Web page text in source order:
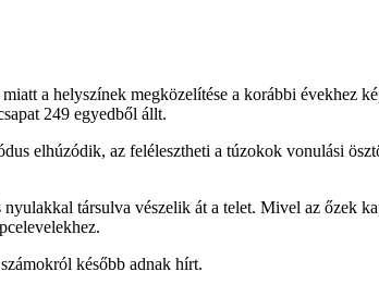
a helyszínek megközelítése a korábbi évekhez
249 egyedből állt.
elhúzódik, az felélesztheti a túzokok vonulási
társulva vészelik át a telet. Mivel az őzek
később adnak hírt.